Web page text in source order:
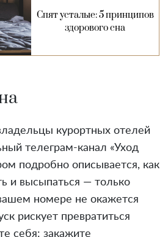
Спят усталые: 5 принципов
здорового сна
курортных отелей
телеграм-канал «Уход
подробно описывается, как
и высыпаться — только
номере не окажется
рискует превратиться
себя: закажите